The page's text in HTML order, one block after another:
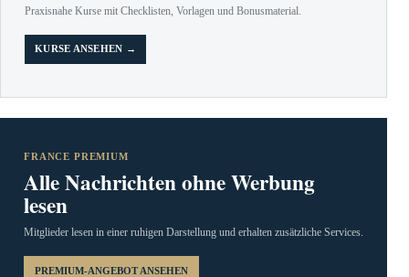
Praxisnahe Kurse mit Checklisten, Vorlagen und Bonusmaterial.
KURSE ANSEHEN →
FRANCE PREMIUM
Alle Nachrichten ohne Werbung
lesen
Mitglieder lesen in einer ruhigen Darstellung und erhalten zusätzliche Services.
PREMIUM-ANGEBOT ANSEHEN